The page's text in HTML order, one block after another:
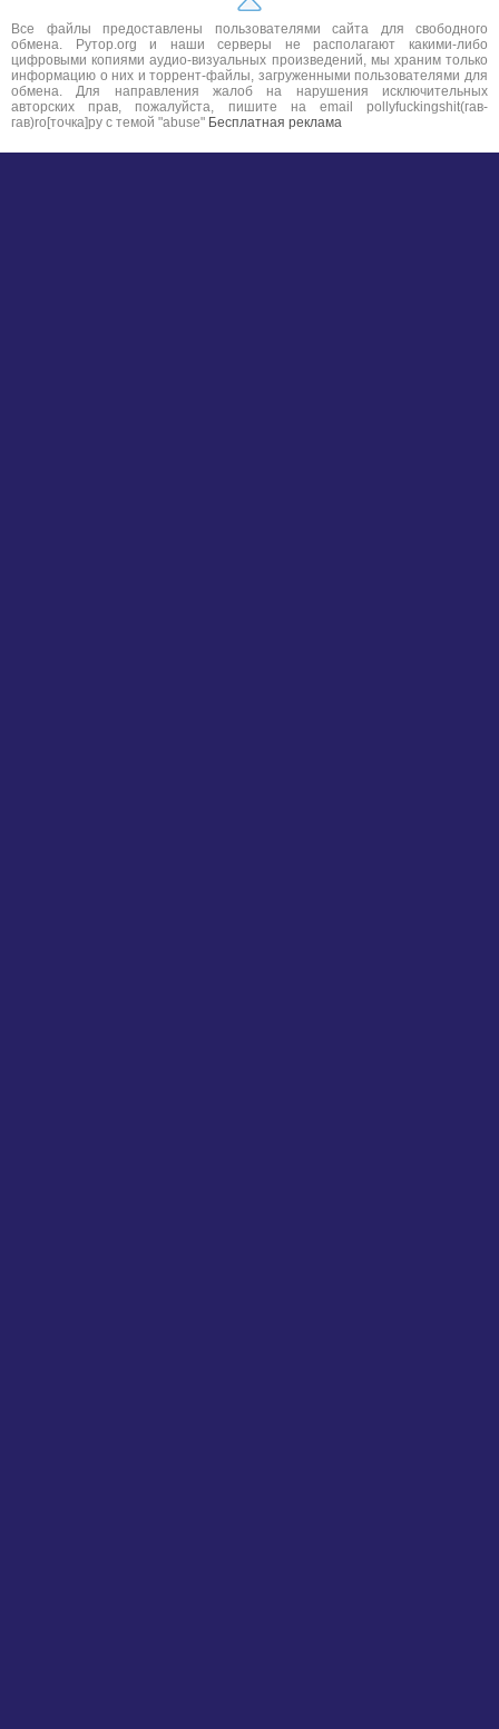
Все файлы предоставлены пользователями сайта для свободного
обмена. Рутор.org и наши серверы не располагают какими-либо
цифровыми копиями аудио-визуальных произведений, мы храним только
информацию о них и торрент-файлы, загруженными пользователями для
обмена. Для направления жалоб на нарушения исключительных
авторских прав, пожалуйста, пишите на email pollyfuckingshit(гав-
гав)ro[точка]ру с темой "abuse" Бесплатная реклама